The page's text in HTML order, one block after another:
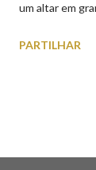
um altar em
uma capela
PARTILHAR